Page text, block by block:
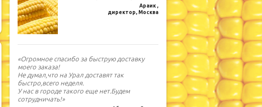
Араик ,
директор, Москва
«Огромное спасибо за быструю доставку
моего заказа!
Не думал,что на Урал доставят так
быстро,всего неделя.
У нас в городе такого еще нет.Будем
сотрудничать!»